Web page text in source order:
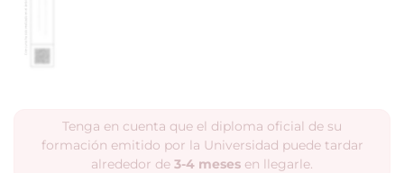
Tenga en cuenta que el diploma oficial de su
formación emitido por la Universidad puede tardar
alrededor de 3-4 meses en llegarle.